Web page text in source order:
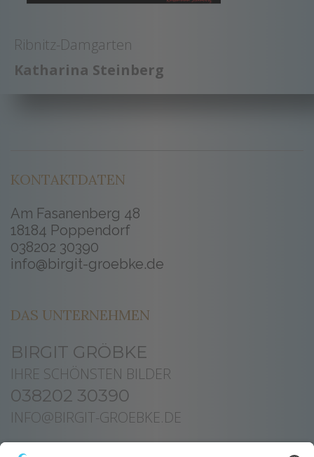
Ribnitz-Damgarten
Katharina Steinberg
KONTAKTDATEN
Am Fasanenberg 48
18184 Poppendorf
038202 30390
info@birgit-groebke.de
DAS UNTERNEHMEN
BIRGIT GRÖBKE
IHRE SCHÖNSTEN BILDER
038202 30390
INFO@BIRGIT-GROEBKE.DE